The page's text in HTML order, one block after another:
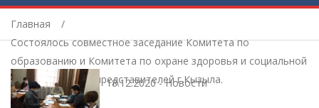
Главная
Состоялось совместное заседание Комитета по
образованию и Комитета по охране здоровья и социальной
политике Хурала представителей г.Кызыла.
18.12.2020- Новости